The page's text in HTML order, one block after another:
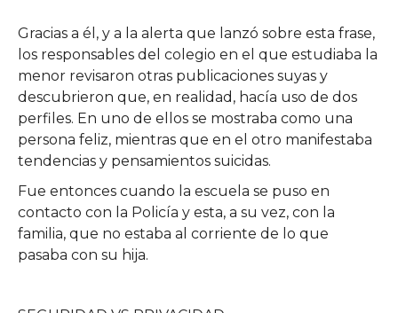
Gracias a él, y a la alerta que lanzó sobre esta frase,
los responsables del colegio en el que estudiaba la
menor revisaron otras publicaciones suyas y
descubrieron que, en realidad, hacía uso de dos
perfiles. En uno de ellos se mostraba como una
persona feliz, mientras que en el otro manifestaba
tendencias y pensamientos suicidas.
Fue entonces cuando la escuela se puso en
contacto con la Policía y esta, a su vez, con la
familia, que no estaba al corriente de lo que
pasaba con su hija.